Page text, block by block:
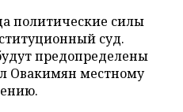
политические силы
суд.
предопределены
Овакимян местному